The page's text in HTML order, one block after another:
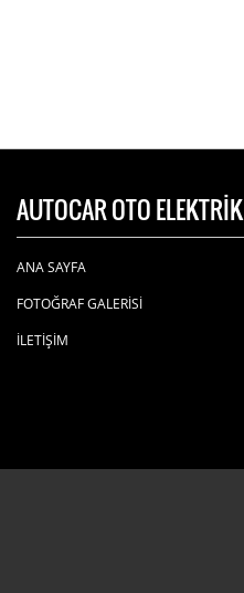
AUTOCAR OTO ELEKTRİK
ANA SAYFA
FOTOĞRAF GALERİSİ
İLETİŞİM